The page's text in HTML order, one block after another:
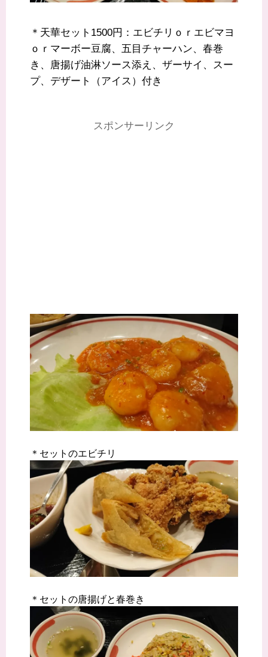
＊天華セット1500円：エビチリｏｒエビマヨ
ｏｒマーボー豆腐、五目チャーハン、春巻
き、唐揚げ油淋ソース添え、ザーサイ、スー
プ、デザート（アイス）付き
スポンサーリンク
＊セットのエビチリ
＊セットの唐揚げと春巻き